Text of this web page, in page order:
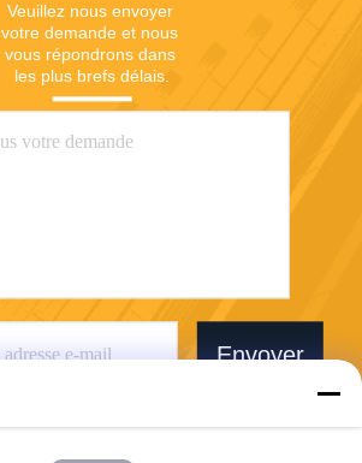
Veuillez nous envoyer
votre demande et nous
vous répondrons dans
les plus brefs délais.
Envoyer